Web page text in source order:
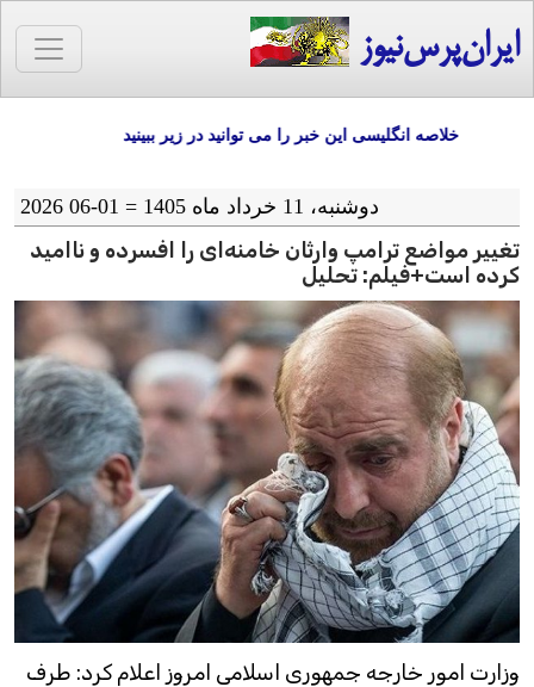
ایران‌پرس‌نیوز
خلاصه انگلیسی این خبر را می توانید در زیر ببینید
دوشنبه، 11 خرداد ماه 1405 = 01-06 2026
تغییر مواضع ترامپ وارثان خامنه‌ای را افسرده و ناامید
کرده است+فیلم: تحلیل
وزارت امور خارجه جمهوری اسلامی امروز اعلام کرد: طرف